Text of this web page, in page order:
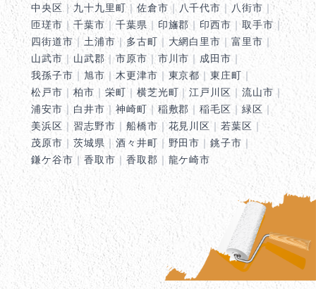
中央区 ｜九十九里町｜ 佐倉市 ｜八千代市 ｜ 八街市 ｜
匝瑳市 ｜ 千葉市 ｜ 千葉県 ｜ 印旛郡 ｜ 印西市 ｜取手市｜
四街道市｜ 土浦市｜多古町 ｜ 大網白里市 ｜富里市 ｜
山武市 ｜ 山武郡｜ 市原市 ｜ 市川市 ｜ 成田市 ｜
我孫子市 ｜ 旭市 ｜ 木更津市 ｜ 東京都 ｜東庄町 ｜
松戸市 ｜柏市 ｜ 栄町｜ 横芝光町 ｜江戸川区 ｜流山市 ｜
浦安市 ｜ 白井市 ｜ 神崎町 ｜ 稲敷郡 ｜稲毛区 ｜緑区 ｜
美浜区 ｜ 習志野市 ｜ 船橋市 ｜ 花見川区 ｜若葉区 ｜
茂原市 ｜ 茨城県 ｜ 酒々井町 ｜ 野田市 ｜銚子市 ｜
鎌ケ谷市 ｜ 香取市 ｜ 香取郡 ｜ 龍ケ崎市